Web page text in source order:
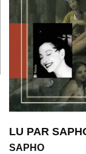
LU PAR
SAPHO